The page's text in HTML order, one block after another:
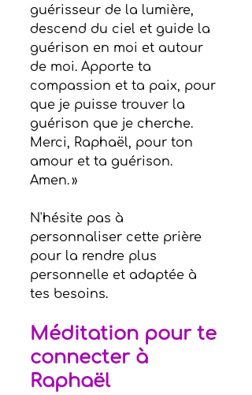
guérisseur de la lumière,
descend du ciel et guide la
guérison en moi et autour
de moi. Apporte ta
compassion et ta paix, pour
que je puisse trouver la
guérison que je cherche.
Merci, Raphaël, pour ton
amour et ta guérison.
Amen. »
N'hésite pas à
personnaliser cette prière
pour la rendre plus
personnelle et adaptée à
tes besoins.
Méditation pour te
connecter à
Raphaël